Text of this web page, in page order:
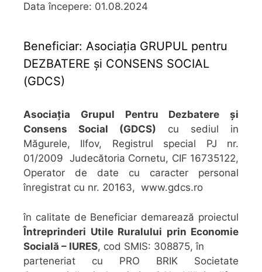
Data începere: 01.08.2024
Beneficiar: Asociația GRUPUL pentru
DEZBATERE şi CONSENS SOCIAL
(GDCS)
Asociația Grupul Pentru Dezbatere și
Consens Social (GDCS) cu sediul in
Măgurele, Ilfov, Registrul special PJ nr.
01/2009 Judecătoria Cornetu, CIF 16735122,
Operator de date cu caracter personal
înregistrat cu nr. 20163, www.gdcs.ro
în calitate de Beneficiar demarează proiectul
Întreprinderi Utile Ruralului prin Economie
Socială – IURES, cod SMIS: 308875, în
parteneriat cu PRO BRIK Societate